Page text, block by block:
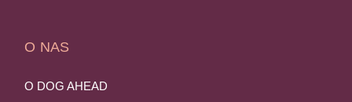
O NAS
O DOG AHEAD